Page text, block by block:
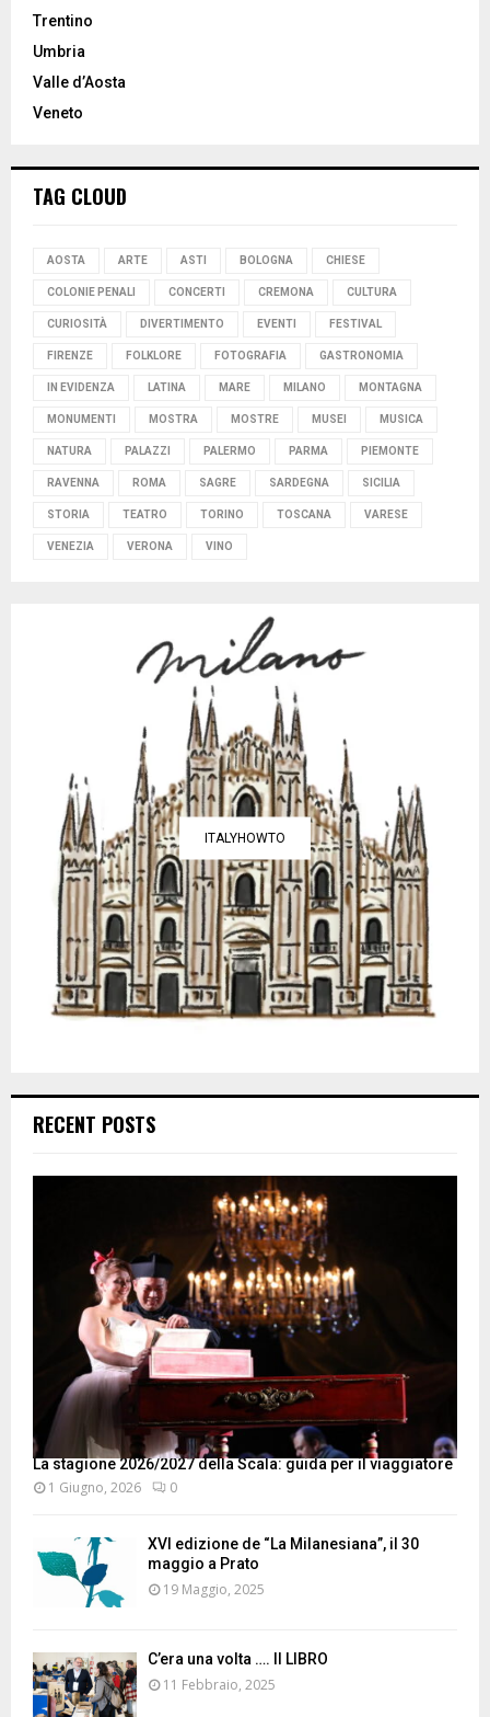
Trentino
Umbria
Valle d’Aosta
Veneto
TAG CLOUD
AOSTA ARTE ASTI BOLOGNA CHIESE
COLONIE PENALI CONCERTI CREMONA CULTURA
CURIOSITÀ DIVERTIMENTO EVENTI FESTIVAL
FIRENZE FOLKLORE FOTOGRAFIA GASTRONOMIA
IN EVIDENZA LATINA MARE MILANO MONTAGNA
MONUMENTI MOSTRA MOSTRE MUSEI MUSICA
NATURA PALAZZI PALERMO PARMA PIEMONTE
RAVENNA ROMA SAGRE SARDEGNA SICILIA
STORIA TEATRO TORINO TOSCANA VARESE
VENEZIA VERONA VINO
ITALYHOWTO
RECENT POSTS
La stagione 2026/2027 della Scala: guida per il viaggiatore
1 Giugno, 2026 0
XVI edizione de “La Milanesiana”, il 30
maggio a Prato
19 Maggio, 2025
C’era una volta …. Il LIBRO
11 Febbraio, 2025